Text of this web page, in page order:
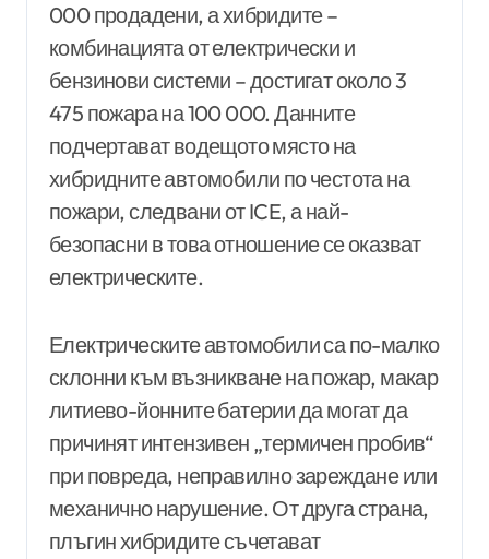
000 продадени, а хибридите –
комбинацията от електрически и
бензинови системи – достигат около 3
475 пожара на 100 000. Данните
подчертават водещото място на
хибридните автомобили по честота на
пожари, следвани от ICE, а най-
безопасни в това отношение се оказват
електрическите.
Електрическите автомобили са по-малко
склонни към възникване на пожар, макар
литиево-йонните батерии да могат да
причинят интензивен „термичен пробив“
при повреда, неправилно зареждане или
механично нарушение. От друга страна,
плъгин хибридите съчетават